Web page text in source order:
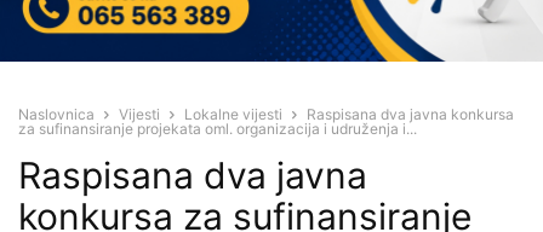
Naslovnica Vijesti Lokalne vijesti
Raspisana dva javna konkursa
za sufinansiranje projekata oml. organizacija i udruženja i...
Raspisana dva javna
konkursa za sufinansiranje